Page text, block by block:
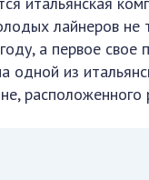
лайнеров не
а первое свое
одной из
расположенного